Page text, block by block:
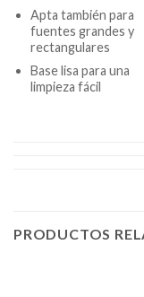
Apta también para
fuentes grandes y
rectangulares
Base lisa para una
limpieza fácil
PRODUCTOS